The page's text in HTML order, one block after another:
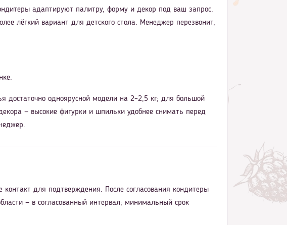
адаптируют палитру, форму и декор под ваш запрос.
лёгкий вариант для детского стола. Менеджер перезвонит,
достаточно одноярусной модели на 2–2,5 кг; для большой
— высокие фигурки и шпильки удобнее снимать перед
для подтверждения. После согласования кондитеры
— в согласованный интервал; минимальный срок